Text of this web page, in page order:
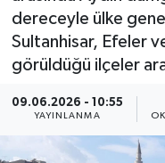
dereceyle ülke
Sultanhisar, Efeler
görüldüğü ilçeler
09.06.2026 - 10:55
YAYINLANMA
Kültür Sanat
Spor
Son Dakika
Haber Arşivi